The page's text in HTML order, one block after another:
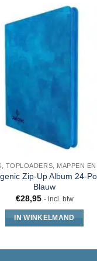
Zip-Up Album 24-
Blauw
€28,95 - incl. btw
IN WINKELMAND